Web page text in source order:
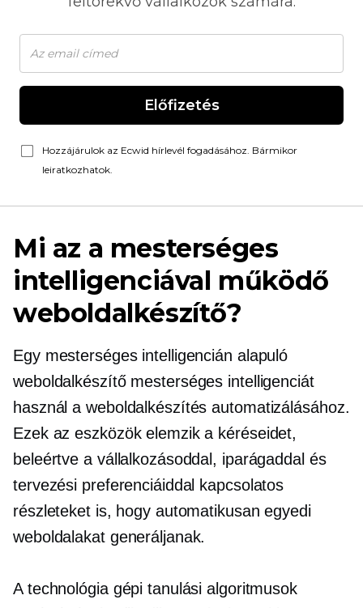
Előfizetés
Hozzájárulok az Ecwid hírlevél fogadásához. Bármikor
leiratkozhatok.
Mi az a mesterséges
intelligenciával működő
weboldalkészítő?
Egy mesterséges intelligencián alapuló
weboldalkészítő mesterséges intelligenciát
használ a weboldalkészítés automatizálásához.
Ezek az eszközök elemzik a kéréseidet,
beleértve a vállalkozásoddal, iparágaddal és
tervezési preferenciáiddal kapcsolatos
részleteket is, hogy automatikusan egyedi
weboldalakat generáljanak.
A technológia gépi tanulási algoritmusok